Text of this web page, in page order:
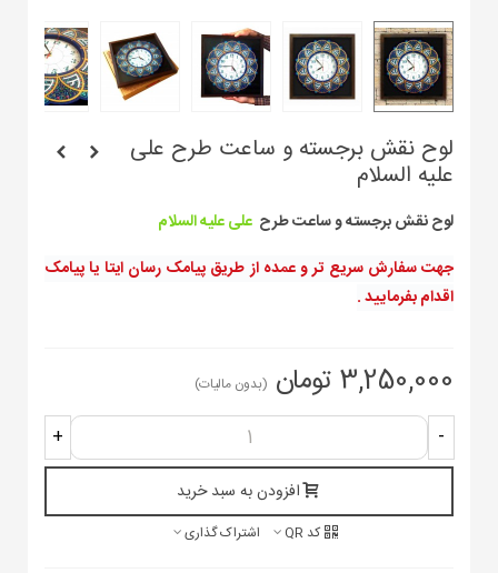
لوح نقش برجسته و ساعت طرح علی
علیه السلام
لوح نقش برجسته و ساعت طرح علی علیه السلام
جهت سفارش سریع تر و عمده از طریق پیامک رسان ایتا یا پیامک
اقدام بفرمایید.
3,250,000 تومان (بدون مالیات)
-
+
افزودن به سبد خرید
کد QR اشتراک گذاری